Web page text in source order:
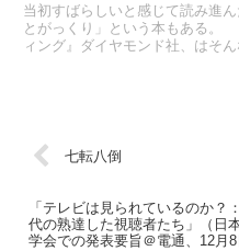
当初すばらしいと感じて読み進
とがっくり」という本もある。
ィング』ダイヤモンド社、はそん
七転八倒
「テレビは見られているのか
代の熟達した視聴者たち」（日
学会での発表要旨＠電通、12月8